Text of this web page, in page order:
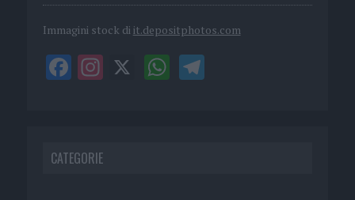
Immagini stock di it.depositphotos.com
CATEGORIE